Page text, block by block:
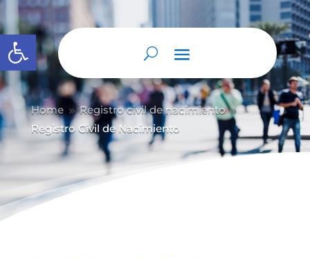
Abrir barra de herramientas
Home 9 Registro civil de nacimiento 9
Registro Civil de Nacimiento